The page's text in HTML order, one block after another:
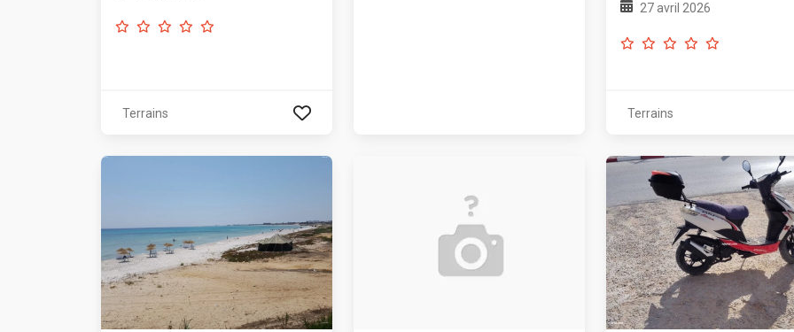
Terrains
27 avril 2026
Terrains